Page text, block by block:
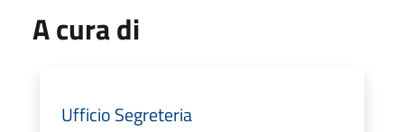
A cura di
Ufficio Segreteria